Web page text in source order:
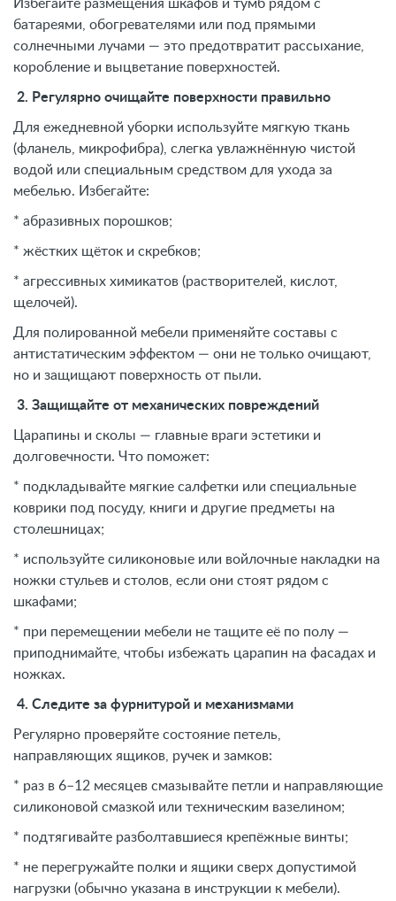
Избегайте размещения шкафов и тумб рядом с
батареями, обогревателями или под прямыми
солнечными лучами — это предотвратит рассыхание,
коробление и выцветание поверхностей.
2. Регулярно очищайте поверхности правильно
Для ежедневной уборки используйте мягкую ткань
(фланель, микрофибра), слегка увлажнённую чистой
водой или специальным средством для ухода за
мебелью. Избегайте:
* абразивных порошков;
* жёстких щёток и скребков;
* агрессивных химикатов (растворителей, кислот,
щелочей).
Для полированной мебели применяйте составы с
антистатическим эффектом — они не только очищают,
но и защищают поверхность от пыли.
3. Защищайте от механических повреждений
Царапины и сколы — главные враги эстетики и
долговечности. Что поможет:
* подкладывайте мягкие салфетки или специальные
коврики под посуду, книги и другие предметы на
столешницах;
* используйте силиконовые или войлочные накладки на
ножки стульев и столов, если они стоят рядом с
шкафами;
* при перемещении мебели не тащите её по полу —
приподнимайте, чтобы избежать царапин на фасадах и
ножках.
4. Следите за фурнитурой и механизмами
Регулярно проверяйте состояние петель,
направляющих ящиков, ручек и замков:
* раз в 6–12 месяцев смазывайте петли и направляющие
силиконовой смазкой или техническим вазелином;
* подтягивайте разболтавшиеся крепёжные винты;
* не перегружайте полки и ящики сверх допустимой
нагрузки (обычно указана в инструкции к мебели).